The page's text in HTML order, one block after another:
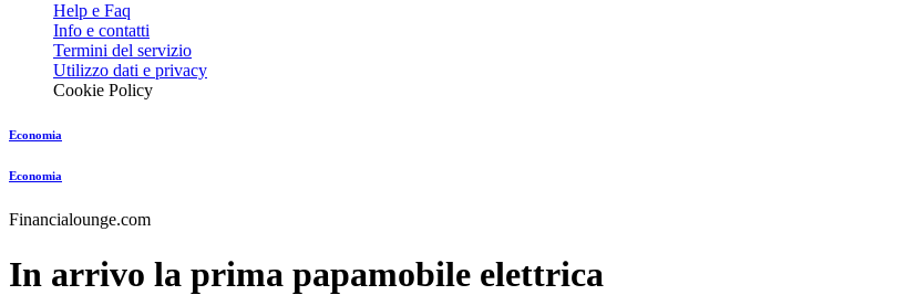
Help e Faq
Info e contatti
Termini del servizio
Utilizzo dati e privacy
Cookie Policy
Economia
Economia
Financialounge.com
In arrivo la prima papamobile elettrica